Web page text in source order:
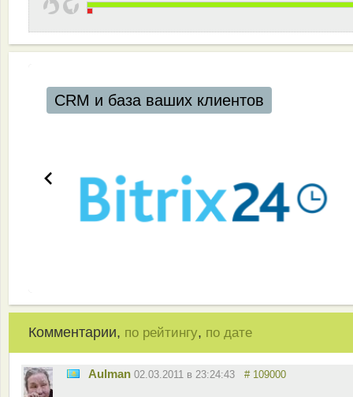
Эффективная работа вашей команды
Комментарии, по рейтингу, по дате
Aulman 02.03.2011 в 23:24:43 # 109000